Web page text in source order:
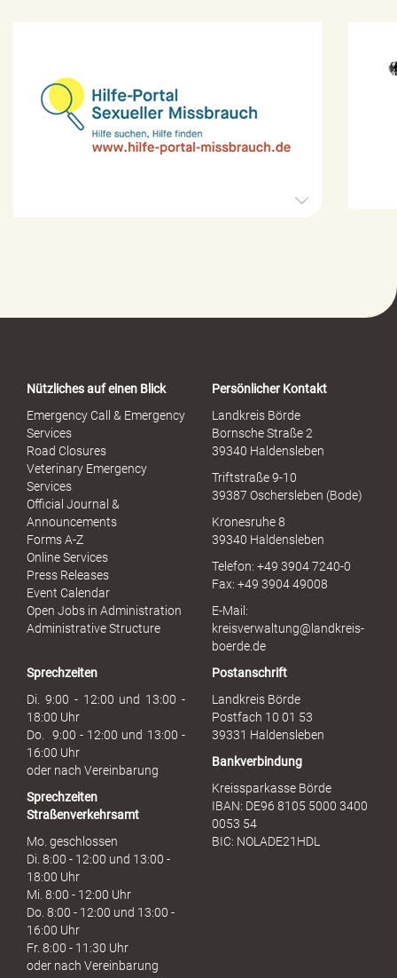
o
u
h
Nützliches auf einen Blick
Emergency Call & Emergency
Services
Road Closures
Veterinary Emergency
Services
Official Journal &
Announcements
Forms A-Z
Online Services
Press Releases
Event Calendar
Open Jobs in Administration
Administrative Structure
Persönlicher Kontakt
Landkreis Börde
Bornsche Straße 2
39340 Haldensleben
Triftstraße 9-10
39387 Oschersleben (Bode)
Kronesruhe 8
39340 Haldensleben
Telefon: +49 3904 7240-0
Fax: +49 3904 49008
E-Mail:
kreisverwaltung@landkreis-
boerde.de
Sprechzeiten
Di. 9:00 - 12:00 und 13:00 -
18:00 Uhr
Do. 9:00 - 12:00 und 13:00 -
16:00 Uhr
oder nach Vereinbarung
Sprechzeiten
Straßenverkehrsamt
Mo. geschlossen
Di. 8:00 - 12:00 und 13:00 -
18:00 Uhr
Mi. 8:00 - 12:00 Uhr
Do. 8:00 - 12:00 und 13:00 -
16:00 Uhr
Fr. 8:00 - 11:30 Uhr
oder nach Vereinbarung
Postanschrift
Landkreis Börde
Postfach 10 01 53
39331 Haldensleben
Bankverbindung
Kreissparkasse Börde
IBAN: DE96 8105 5000 3400
0053 54
BIC: NOLADE21HDL